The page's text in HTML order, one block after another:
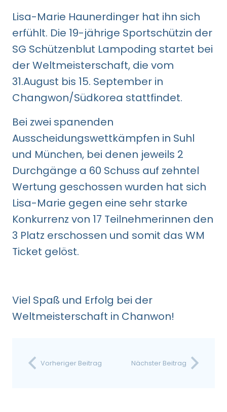
Lisa-Marie Haunerdinger hat ihn sich
erfühlt. Die 19-jährige Sportschützin der
SG Schützenblut Lampoding startet bei
der Weltmeisterschaft, die vom
31.August bis 15. September in
Changwon/Südkorea stattfindet.
Bei zwei spanenden
Ausscheidungswettkämpfen in Suhl
und München, bei denen jeweils 2
Durchgänge a 60 Schuss auf zehntel
Wertung geschossen wurden hat sich
Lisa-Marie gegen eine sehr starke
Konkurrenz von 17 Teilnehmerinnen den
3 Platz erschossen und somit das WM
Ticket gelöst.
Viel Spaß und Erfolg bei der
Weltmeisterschaft in Chanwon!
Vorheriger Beitrag Nächster Beitrag